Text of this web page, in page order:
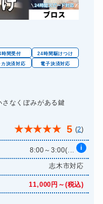
時間受付
24時間駆けつけ
カ決済対応
電子決済対応
なくぼみがある鍵
★★★★★ 5 (2)
8:00～3:00(... i
志木市対応
11,000円～(税込)